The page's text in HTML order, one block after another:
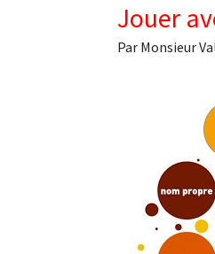
Jouer
Par Monsieur